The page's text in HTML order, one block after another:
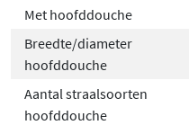
Met hoofddouche
Breedte/diameter
hoofddouche
Aantal straalsoorten
hoofddouche